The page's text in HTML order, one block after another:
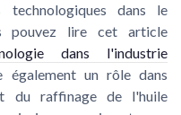
technologiques dans le
pouvez lire cet article
dans l'industrie
également un rôle dans
du raffinage de l'huile